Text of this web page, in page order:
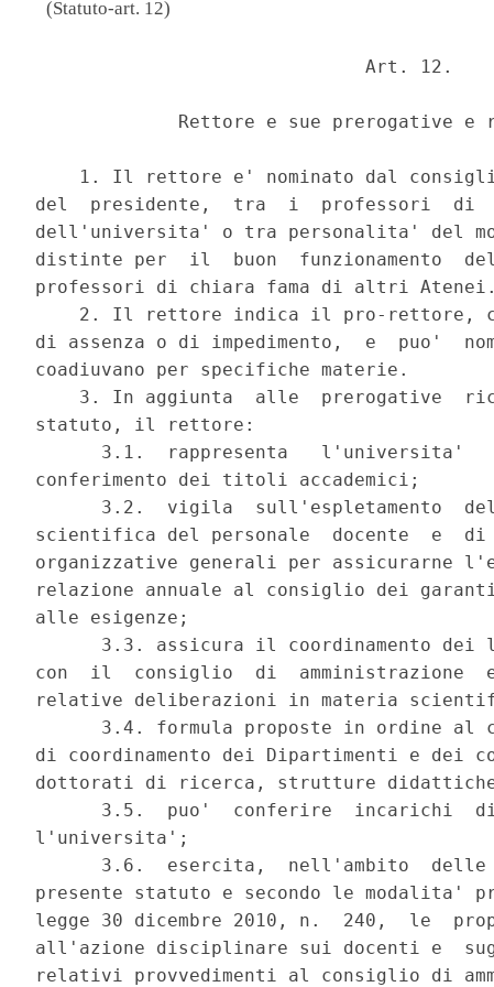
(Statuto-art. 12)
                              Art. 12.
Rettore e sue prerogative e
1. Il rettore e' nominato dal
del  presidente,  tra  i  professori  di
dell'universita' o tra personalita' del
distinte per  il  buon  funzionamento
professori di chiara fama di altri
2. Il rettore indica il pro-rettore,
di assenza o di impedimento,  e  puo'
coadiuvano per specifiche materie.
3. In aggiunta  alle  prerogative
statuto, il rettore:
3.1.  rappresenta   l'universita'
conferimento dei titoli accademici;
3.2.  vigila  sull'espletamento
scientifica del personale  docente  e
organizzative generali per assicurarne
relazione annuale al consiglio dei
alle esigenze;
3.3. assicura il coordinamento dei
con  il  consiglio  di  amministrazione
relative deliberazioni in materia
3.4. formula proposte in ordine al
di coordinamento dei Dipartimenti e
dottorati di ricerca, strutture
3.5.  puo'  conferire  incarichi
l'universita';
3.6.  esercita,  nell'ambito
presente statuto e secondo le
legge 30 dicembre 2010, n.  240,  le
all'azione disciplinare sui docenti e
relativi provvedimenti al consiglio di